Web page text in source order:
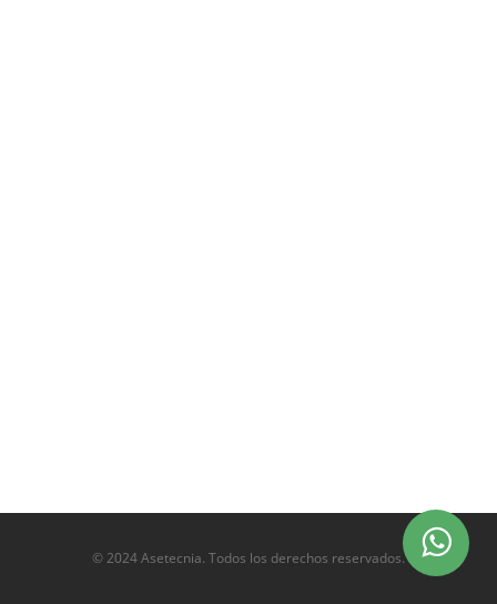
© 2024 Asetecnia. Todos los derechos reservados.